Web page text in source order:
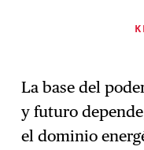
La base del
y futuro
el dominio